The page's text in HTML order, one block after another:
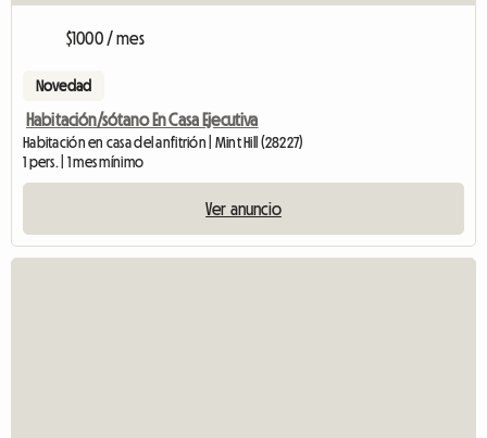
$1000 / mes
Novedad
Habitación/sótano En Casa Ejecutiva
Habitación en casa del anfitrión | Mint Hill (28227)
1 pers. | 1 mes mínimo
Ver anuncio